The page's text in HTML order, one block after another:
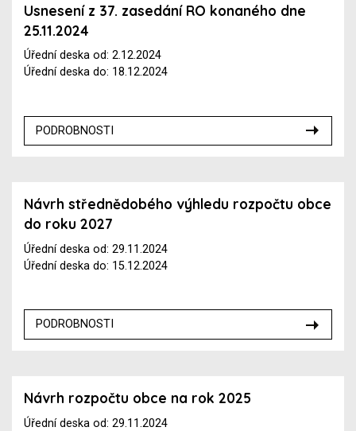
Usnesení z 37. zasedání RO konaného dne
25.11.2024
Úřední deska od: 2.12.2024
Úřední deska do: 18.12.2024
PODROBNOSTI
Návrh střednědobého výhledu rozpočtu obce
do roku 2027
Úřední deska od: 29.11.2024
Úřední deska do: 15.12.2024
PODROBNOSTI
Návrh rozpočtu obce na rok 2025
Úřední deska od: 29.11.2024